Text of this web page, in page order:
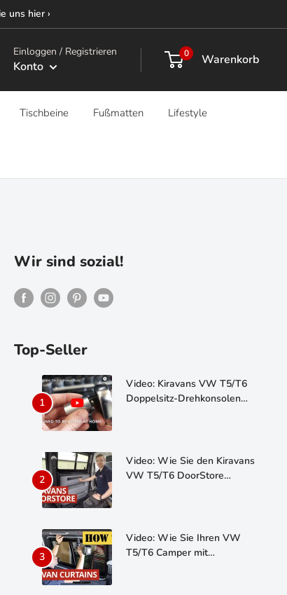
uns hier ›
Einloggen / Registrieren
Konto
0 Warenkorb
Tischbeine Fußmatten Lifestyle
Wir sind sozial!
Top-Seller
Video: Kiravans VW T5/T6
Doppelsitz-Drehkonsolen
Video: Wie Sie den Kiravans
VW T5/T6 DoorStore
Video: Wie Sie Ihren VW
T5/T6 Camper mit